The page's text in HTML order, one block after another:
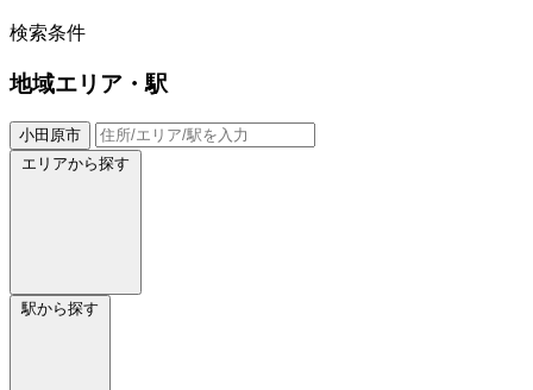
検索条件
地域エリア・駅
小田原市
エリアから探す
駅から探す